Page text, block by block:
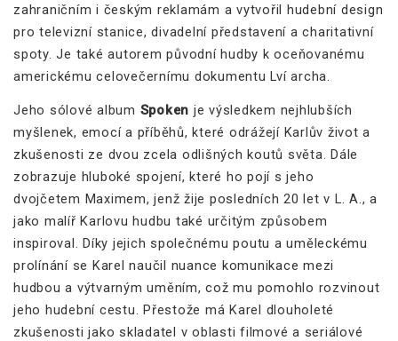
zahraničním i českým reklamám a vytvořil hudební design
pro televizní stanice, divadelní představení a charitativní
spoty. Je také autorem původní hudby k oceňovanému
americkému celovečernímu dokumentu Lví archa.
Jeho sólové album Spoken je výsledkem nejhlubších
myšlenek, emocí a příběhů, které odrážejí Karlův život a
zkušenosti ze dvou zcela odlišných koutů světa. Dále
zobrazuje hluboké spojení, které ho pojí s jeho
dvojčetem Maximem, jenž žije posledních 20 let v L. A., a
jako malíř Karlovu hudbu také určitým způsobem
inspiroval. Díky jejich společnému poutu a uměleckému
prolínání se Karel naučil nuance komunikace mezi
hudbou a výtvarným uměním, což mu pomohlo rozvinout
jeho hudební cestu. Přestože má Karel dlouholeté
zkušenosti jako skladatel v oblasti filmové a seriálové